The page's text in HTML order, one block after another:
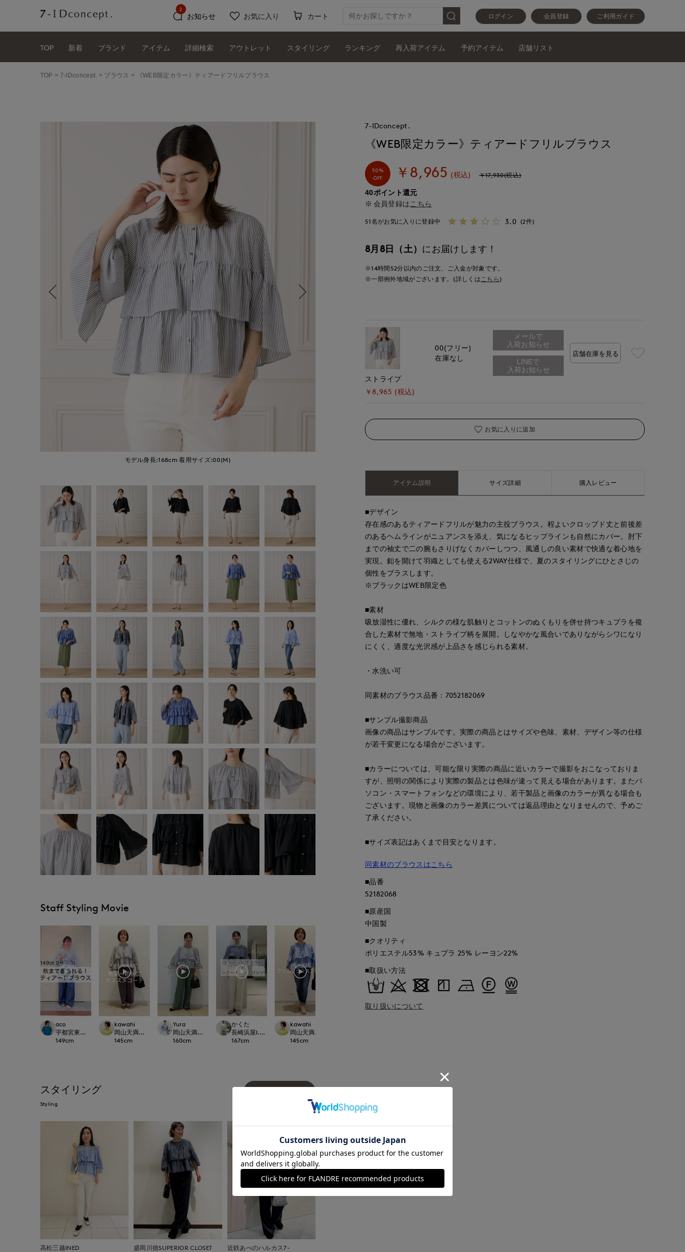
ログイン 会員登録 ご利用ガイド
お知らせ
2
お気に入り カート
TOP 新着 ブランド アイテム 詳細検索 アウトレット スタイリング ランキング 再入荷アイテム 予約アイテム 店舗リスト
TOP 7-IDconcept. ブラウス 《WEB限定カラー》ティアードフリルブラウス
モデル身長:168cm 着用サイズ:00(M)
Staff Styling Movie
aco
宇都宮東武7-IDconcept./INED
149cm
kawahi
岡山天満屋7-IDconcept.
145cm
Yura
岡山天満屋7-IDconcept.
160cm
かくた
長崎浜屋I.T.'S. international/7-IDconcept.
167cm
kawahi
岡山天満屋7-IDconcept.
145cm
スタイリング
Styling
高松三越INED 盛岡川徳SUPERIOR CLOSET
近鉄あべのハルカス7-
7-IDconcept.
《WEB限定カラー》ティアードフリルブラウス
50%
OFF
￥8,965 (税込) ￥17,930(税込)
40ポイント還元
会員登録は こちら
51名がお気に入りに登録中 3.0 (2件)
8月8日（土） にお届けします！
※14時間 52分以内のご注文、ご入金が対象です。
※一部例外地域がございます。(詳しくはこちら )
ストライプ
￥8,965 (税込)
00(フリー)
在庫なし
メールで
入荷お知らせ
店舗在庫を見る
お気に入りに追加
アイテム説明 サイズ詳細 購入レビュー
■デザイン
存在感のあるティアードフリルが魅力の主役ブラウス。程よいクロップド丈と前後差
のあるヘムラインがニュアンスを添え、気になるヒップラインも自然にカバー。肘下
までの袖丈で二の腕もさりげなくカバーしつつ、風通しの良い素材で快適な着心地を
実現。釦を開けて羽織としても使える2WAY仕様で、夏のスタイリングにひとさじの
個性をプラスします。
※ブラックはWEB限定色
■素材
吸放湿性に優れ、シルクの様な肌触りとコットンのぬくもりを併せ持つキュプラを複
合した素材で無地・ストライプ柄を展開。しなやかな風合いでありながらシワになり
にくく、適度な光沢感が上品さを感じられる素材。
・水洗い可
同素材のブラウス品番：7052182069
■サンプル撮影商品
画像の商品はサンプルです。実際の商品とはサイズや色味、素材、デザイン等の仕様
が若干変更になる場合がございます。
■カラーについては、可能な限り実際の商品に近いカラーで撮影をおこなっておりま
すが、照明の関係により実際の製品とは色味が違って見える場合があります。またパ
ソコン・スマートフォンなどの環境により、若干製品と画像のカラーが異なる場合も
ございます。現物と画像のカラー差異については返品理由となりませんので、予めご
了承ください。
■サイズ表記はあくまで目安となります。
同素材のブラウスはこちら
■品番
52182068
■原産国
中国製
■クオリティ
ポリエステル53% キュプラ 25% レーヨン22%
■取扱い方法
取り扱いについて